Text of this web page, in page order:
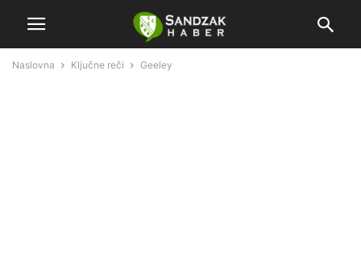
Naslovna Ključne reči Geeley